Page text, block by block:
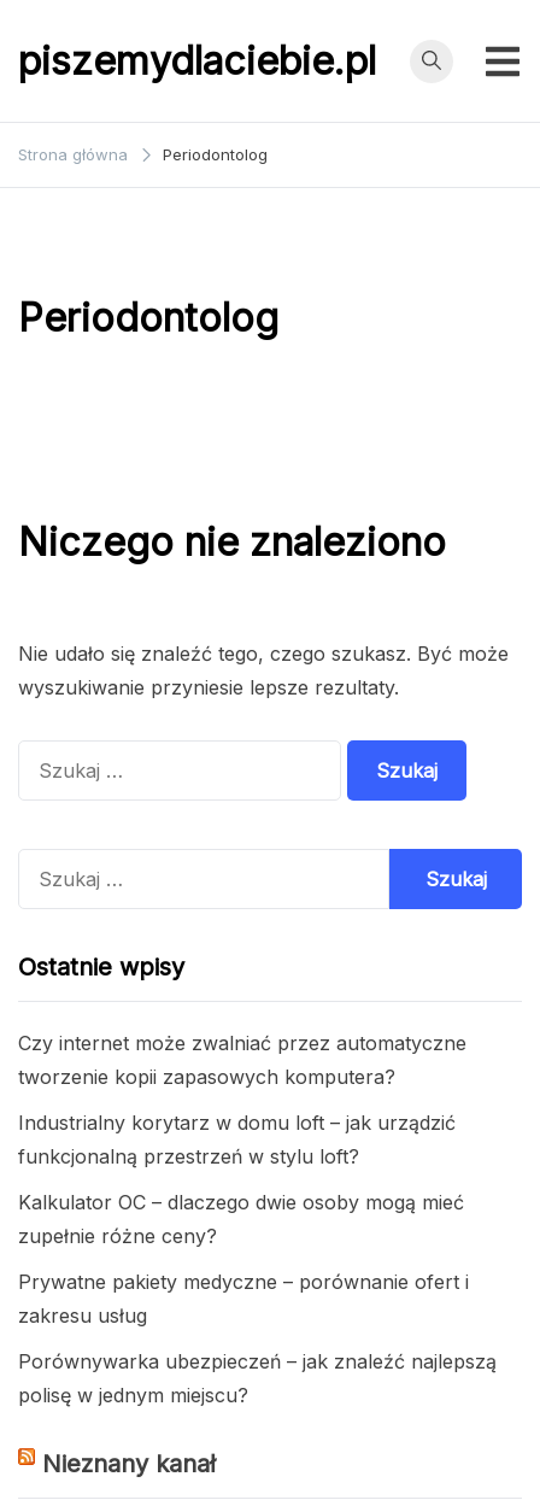
do
treścipiszemydlaciebie.pl
Strona główna Periodontolog
Periodontolog
Niczego nie znaleziono
Nie udało się znaleźć tego, czego szukasz. Być może
wyszukiwanie przyniesie lepsze rezultaty.
Ostatnie wpisy
Czy internet może zwalniać przez automatyczne
tworzenie kopii zapasowych komputera?
Industrialny korytarz w domu loft – jak urządzić
funkcjonalną przestrzeń w stylu loft?
Kalkulator OC – dlaczego dwie osoby mogą mieć
zupełnie różne ceny?
Prywatne pakiety medyczne – porównanie ofert i
zakresu usług
Porównywarka ubezpieczeń – jak znaleźć najlepszą
polisę w jednym miejscu?
Nieznany kanał